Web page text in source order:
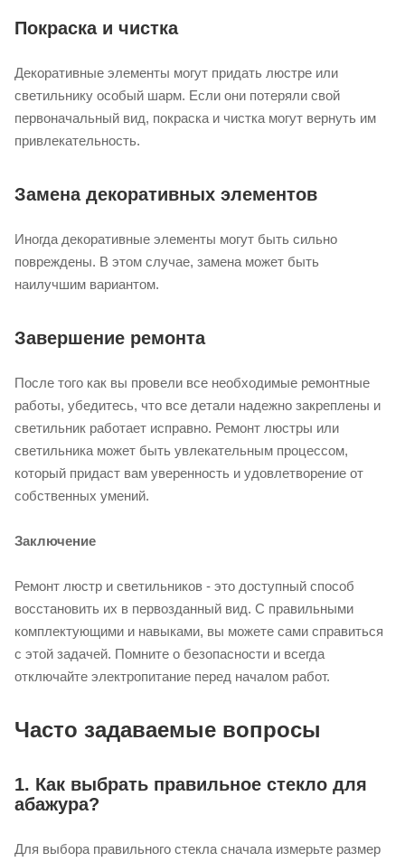
Покраска и чистка
Декоративные элементы могут придать люстре или
светильнику особый шарм. Если они потеряли свой
первоначальный вид, покраска и чистка могут вернуть им
привлекательность.
Замена декоративных элементов
Иногда декоративные элементы могут быть сильно
повреждены. В этом случае, замена может быть
наилучшим вариантом.
Завершение ремонта
После того как вы провели все необходимые ремонтные
работы, убедитесь, что все детали надежно закреплены и
светильник работает исправно. Ремонт люстры или
светильника может быть увлекательным процессом,
который придаст вам уверенность и удовлетворение от
собственных умений.
Заключение
Ремонт люстр и светильников - это доступный способ
восстановить их в первозданный вид. С правильными
комплектующими и навыками, вы можете сами справиться
с этой задачей. Помните о безопасности и всегда
отключайте электропитание перед началом работ.
Часто задаваемые вопросы
1. Как выбрать правильное стекло для
абажура?
Для выбора правильного стекла сначала измерьте размер